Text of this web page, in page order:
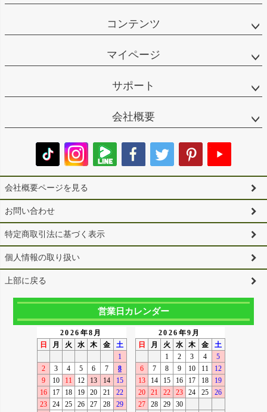
コンテンツ
マイページ
サポート
会社概要
会社概要ページを見る
お問い合わせ
特定商取引法に基づく表示
個人情報の取り扱い
上部に戻る
営業日カレンダー